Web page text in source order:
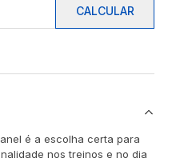
CALCULAR
é a escolha certa para
nos treinos e no dia